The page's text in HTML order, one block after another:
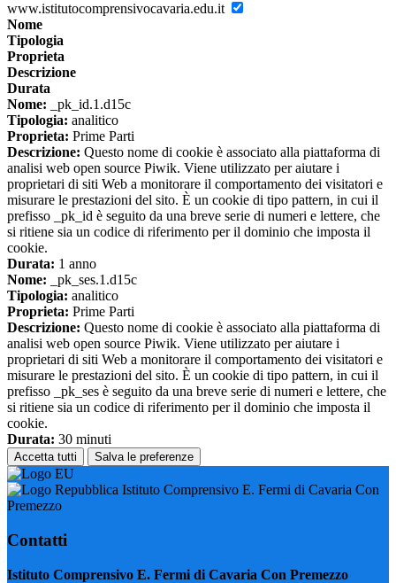
www.istitutocomprensivocavaria.edu.it
Nome
Tipologia
Proprieta
Descrizione
Durata
Nome: _pk_id.1.d15c
Tipologia: analitico
Proprieta: Prime Parti
Descrizione: Questo nome di cookie è associato alla piattaforma di
analisi web open source Piwik. Viene utilizzato per aiutare i
proprietari di siti Web a monitorare il comportamento dei visitatori e
misurare le prestazioni del sito. È un cookie di tipo pattern, in cui il
prefisso _pk_id è seguito da una breve serie di numeri e lettere, che
si ritiene sia un codice di riferimento per il dominio che imposta il
cookie.
Durata: 1 anno
Nome: _pk_ses.1.d15c
Tipologia: analitico
Proprieta: Prime Parti
Descrizione: Questo nome di cookie è associato alla piattaforma di
analisi web open source Piwik. Viene utilizzato per aiutare i
proprietari di siti Web a monitorare il comportamento dei visitatori e
misurare le prestazioni del sito. È un cookie di tipo pattern, in cui il
prefisso _pk_ses è seguito da una breve serie di numeri e lettere, che
si ritiene sia un codice di riferimento per il dominio che imposta il
cookie.
Durata: 30 minuti
Accetta tutti Salva le preferenze
Istituto Comprensivo E. Fermi di Cavaria Con
Premezzo
Contatti
Istituto Comprensivo E. Fermi di Cavaria Con Premezzo